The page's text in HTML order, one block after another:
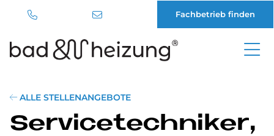
Inhalt
Fachbetrieb finden
ALLE STELLENANGEBOTE
Ser­vice­tech­ni­ker,